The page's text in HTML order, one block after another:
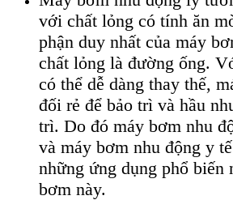
với chất lỏng có tính ăn
phận duy nhất của máy
chất lỏng là đường ống.
có thể dễ dàng thay thế,
đối rẻ để bảo trì và hầu
trì. Do đó máy bơm nhu
và máy bơm nhu động y
những ứng dụng phổ biến
bơm này.